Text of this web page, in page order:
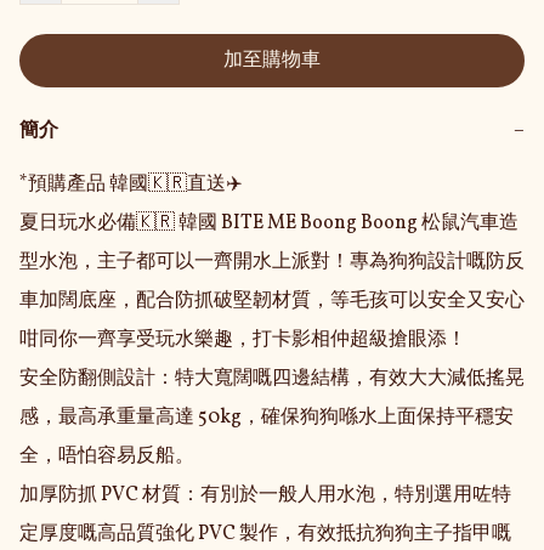
加至購物車
簡介
−
*預購產品 韓國🇰🇷直送✈️
夏日玩水必備🇰🇷 韓國 BITE ME Boong Boong 松鼠汽車造
型水泡，主子都可以一齊開水上派對！專為狗狗設計嘅防反
車加闊底座，配合防抓破堅韌材質，等毛孩可以安全又安心
咁同你一齊享受玩水樂趣，打卡影相仲超級搶眼添！
安全防翻側設計：特大寬闊嘅四邊結構，有效大大減低搖晃
感，最高承重量高達 50kg，確保狗狗喺水上面保持平穩安
全，唔怕容易反船。
加厚防抓 PVC 材質：有別於一般人用水泡，特別選用咗特
定厚度嘅高品質強化 PVC 製作，有效抵抗狗狗主子指甲嘅